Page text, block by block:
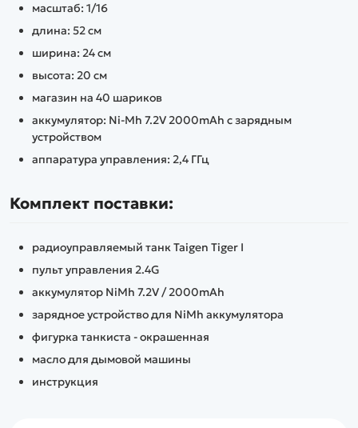
масштаб: 1/16
длина: 52 см
ширина: 24 см
высота: 20 см
магазин на 40 шариков
аккумулятор: Ni-Mh 7.2V 2000mAh с зарядным
устройством
аппаратура управления: 2,4 ГГц
Комплект поставки:
радиоуправляемый танк Taigen Tiger I
пульт управления 2.4G
аккумулятор NiMh 7.2V / 2000mAh
зарядное устройство для NiMh аккумулятора
фигурка танкиста - окрашенная
масло для дымовой машины
инструкция